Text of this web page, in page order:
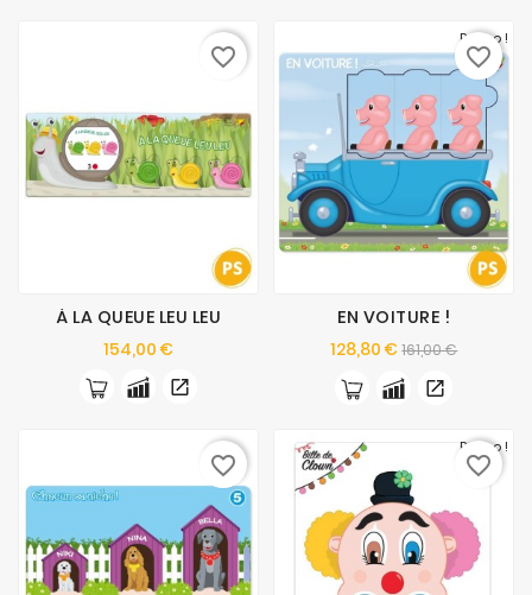
À LA QUEUE LEU LEU
154,00 €Prix
favorite_border
Promo !
EN VOITURE !
128,80 €Prix
de
base
161,00 €Prix
favorite_border
favorite_border
Promo !
favorite_border